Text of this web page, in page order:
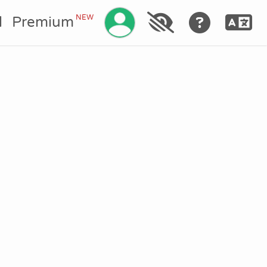
PremiumNEW Gestionar su cuenta